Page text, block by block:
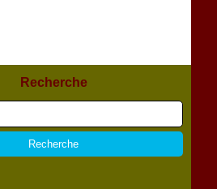
Recherche